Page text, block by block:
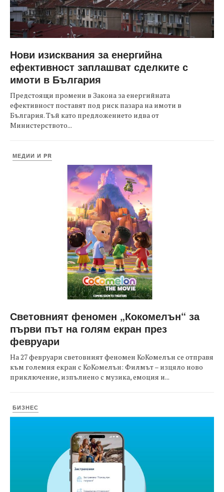
Нови изисквания за енергийна
ефективност заплашват сделките с
имоти в България
Предстоящи промени в Закона за енергийната
ефективност поставят под риск пазара на имоти в
България. Тъй като предложението идва от
Министерството...
МЕДИИ И PR
Световният феномен „Кокомелън“ за
първи път на голям екран през
февруари
На 27 февруари световният феномен КоКомелън се отправя
към големия екран с КоКомелън: Филмът – изцяло ново
приключение, изпълнено с музика, емоция и...
БИЗНЕС